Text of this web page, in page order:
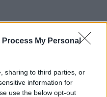
Process My Personal
sharing to third parties, or
information for
use the below opt-out